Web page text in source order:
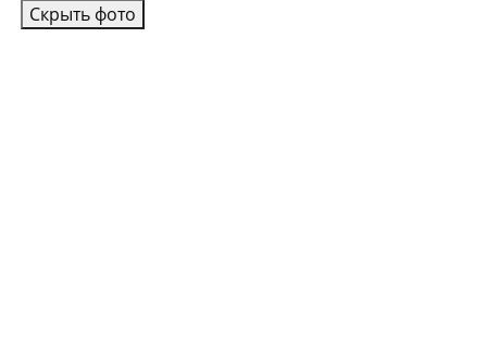
Скрыть фото